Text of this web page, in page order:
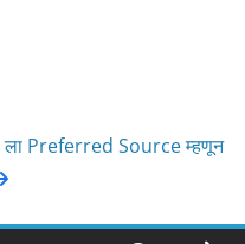
ला Preferred Source म्हणून